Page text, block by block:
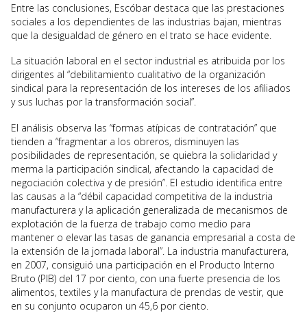
Entre las conclusiones, Escóbar destaca que las prestaciones
sociales a los dependientes de las industrias bajan, mientras
que la desigualdad de género en el trato se hace evidente.
La situación laboral en el sector industrial es atribuida por los
dirigentes al “debilitamiento cualitativo de la organización
sindical para la representación de los intereses de los afiliados
y sus luchas por la transformación social”.
El análisis observa las “formas atípicas de contratación” que
tienden a “fragmentar a los obreros, disminuyen las
posibilidades de representación, se quiebra la solidaridad y
merma la participación sindical, afectando la capacidad de
negociación colectiva y de presión”. El estudio identifica entre
las causas a la “débil capacidad competitiva de la industria
manufacturera y la aplicación generalizada de mecanismos de
explotación de la fuerza de trabajo como medio para
mantener o elevar las tasas de ganancia empresarial a costa de
la extensión de la jornada laboral”. La industria manufacturera,
en 2007, consiguió una participación en el Producto Interno
Bruto (PIB) del 17 por ciento, con una fuerte presencia de los
alimentos, textiles y la manufactura de prendas de vestir, que
en su conjunto ocuparon un 45,6 por ciento.